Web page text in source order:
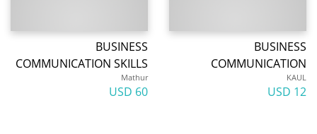
BUSINESS
COMMUNICATION
KAUL
12 USD
BUSINESS
COMMUNICATION SKILLS
Mathur
60 USD